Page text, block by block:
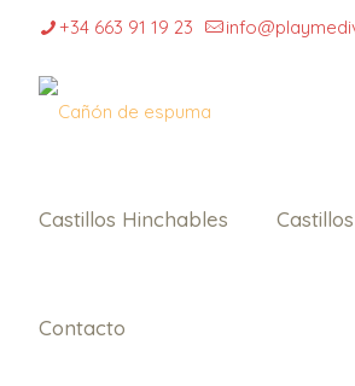
+34 663 91 19 23
Castillos Hinchables
Contacto